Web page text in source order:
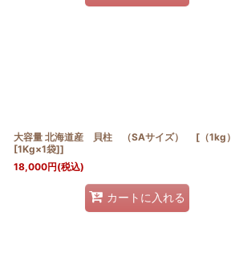
大容量 北海道産 貝柱 （SAサイズ） [（1kg）
[1Kg×1袋]]
18,000円(税込)
カートに入れる